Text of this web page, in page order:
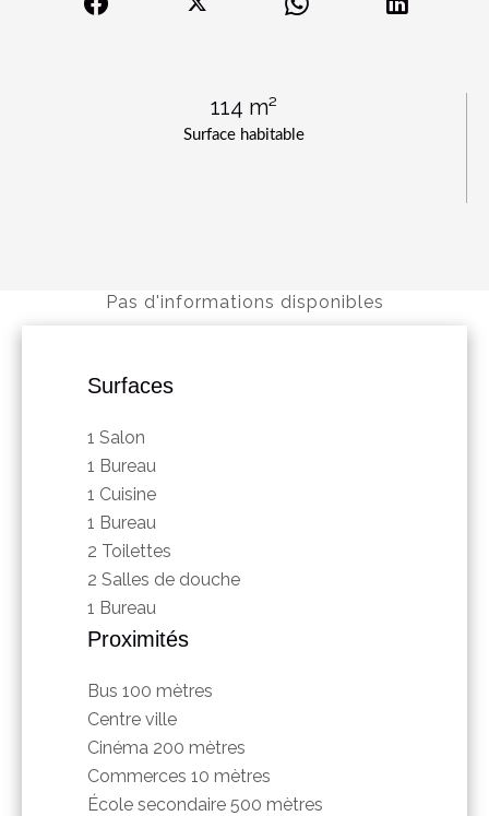
Surface habitable
114 m²
Pas d'informations disponibles
Surfaces
1 Salon
1 Bureau
1 Cuisine
1 Bureau
2 Toilettes
2 Salles de douche
1 Bureau
Proximités
Bus 100 mètres
Centre ville
Cinéma 200 mètres
Commerces 10 mètres
École secondaire 500 mètres